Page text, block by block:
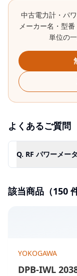
中古電力計・パ
メーカー名・型
単位の
よくあるご質問
Q. RF パワーメー
該当商品（150
YOKOGAWA
DPB-IWL